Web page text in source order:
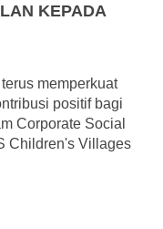
KEPADA
memperkuat
positif bagi
Corporate Social
Children's Villages